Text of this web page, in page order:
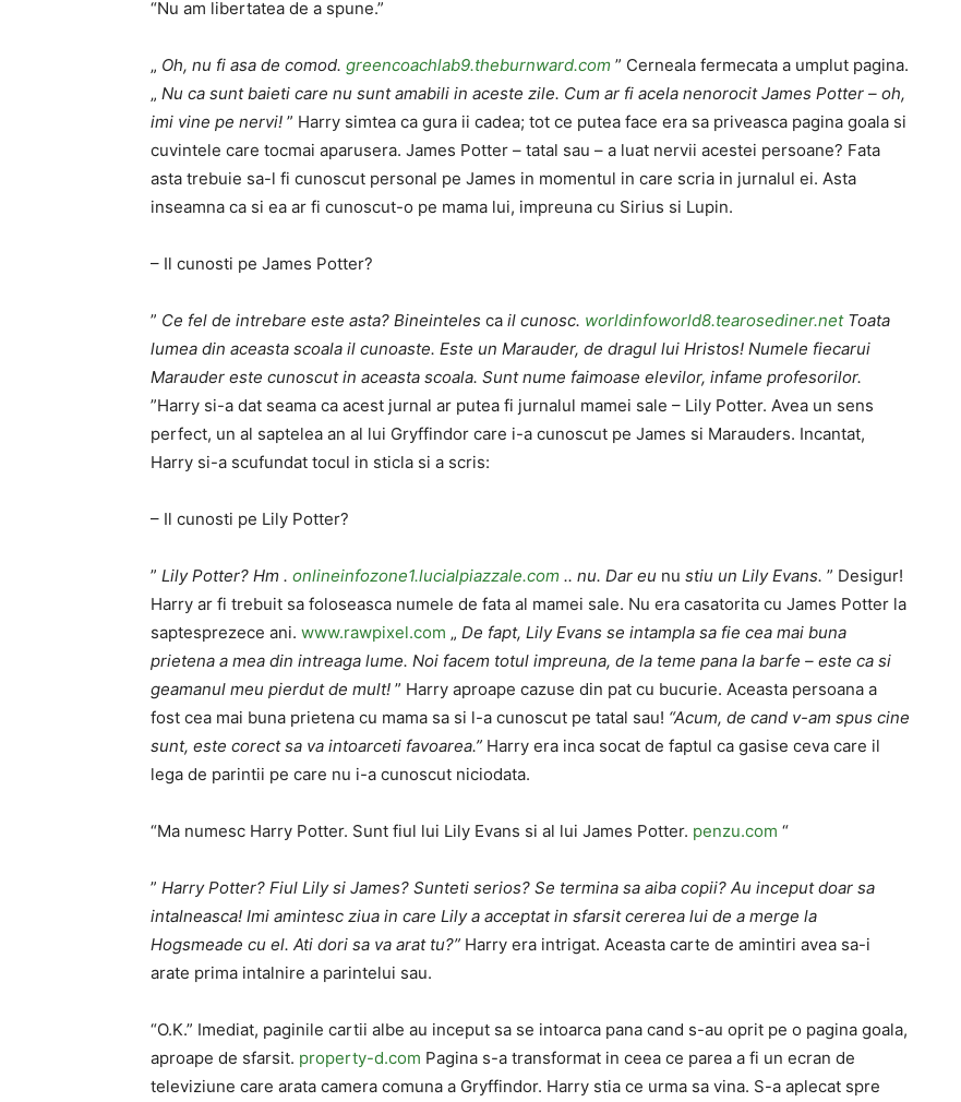
“Nu am libertatea de a spune.”
„ Oh, nu fi asa de comod. greencoachlab9.theburnward.com ” Cerneala fermecata a umplut pagina.
„ Nu ca sunt baieti care nu sunt amabili in aceste zile. Cum ar fi acela nenorocit James Potter – oh,
imi vine pe nervi! ” Harry simtea ca gura ii cadea; tot ce putea face era sa priveasca pagina goala si
cuvintele care tocmai aparusera. James Potter – tatal sau – a luat nervii acestei persoane? Fata
asta trebuie sa-l fi cunoscut personal pe James in momentul in care scria in jurnalul ei. Asta
inseamna ca si ea ar fi cunoscut-o pe mama lui, impreuna cu Sirius si Lupin.
– Il cunosti pe James Potter?
” Ce fel de intrebare este asta? Bineinteles ca il cunosc. worldinfoworld8.tearosediner.netToata
lumea din aceasta scoala il cunoaste. Este un Marauder, de dragul lui Hristos! Numele fiecarui
Marauder este cunoscut in aceasta scoala. Sunt nume faimoase elevilor, infame profesorilor.
”Harry si-a dat seama ca acest jurnal ar putea fi jurnalul mamei sale – Lily Potter. Avea un sens
perfect, un al saptelea an al lui Gryffindor care i-a cunoscut pe James si Marauders. Incantat,
Harry si-a scufundat tocul in sticla si a scris:
– Il cunosti pe Lily Potter?
” Lily Potter? Hm . onlineinfozone1.lucialpiazzale.com .. nu. Dar eu nu stiu un Lily Evans. ” Desigur!
Harry ar fi trebuit sa foloseasca numele de fata al mamei sale. Nu era casatorita cu James Potter la
saptesprezece ani. www.rawpixel.com „ De fapt, Lily Evans se intampla sa fie cea mai buna
prietena a mea din intreaga lume. Noi facem totul impreuna, de la teme pana la barfe – este ca si
geamanul meu pierdut de mult! ” Harry aproape cazuse din pat cu bucurie. Aceasta persoana a
fost cea mai buna prietena cu mama sa si l-a cunoscut pe tatal sau! “Acum, de cand v-am spus cine
sunt, este corect sa va intoarceti favoarea.” Harry era inca socat de faptul ca gasise ceva care il
lega de parintii pe care nu i-a cunoscut niciodata.
“Ma numesc Harry Potter. Sunt fiul lui Lily Evans si al lui James Potter. penzu.com “
” Harry Potter? Fiul Lily si James? Sunteti serios? Se termina sa aiba copii? Au inceput doar sa
intalneasca! Imi amintesc ziua in care Lily a acceptat in sfarsit cererea lui de a merge la
Hogsmeade cu el. Ati dori sa va arat tu?” Harry era intrigat. Aceasta carte de amintiri avea sa-i
arate prima intalnire a parintelui sau.
“O.K.” Imediat, paginile cartii albe au inceput sa se intoarca pana cand s-au oprit pe o pagina goala,
aproape de sfarsit. property-d.com Pagina s-a transformat in ceea ce parea a fi un ecran de
televiziune care arata camera comuna a Gryffindor. Harry stia ce urma sa vina. S-a aplecat spre